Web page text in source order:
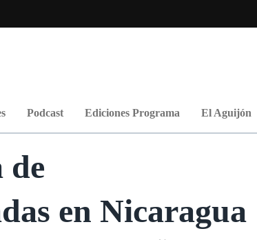
Podcast Ediciones Programa El Aguijón
de
en Nicaragua